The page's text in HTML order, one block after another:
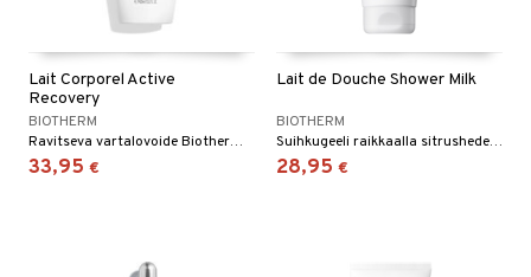
Lait Corporel Active
Recovery
BIOTHERM
Ravitseva vartalovoide Biothermiltä
33,95 €
Lait de Douche Shower Milk
BIOTHERM
Suihkugeeli raikkaalla sitrushedelmien tuoksulla, kaikille ihotyypeille - Biotherm
28,95 €